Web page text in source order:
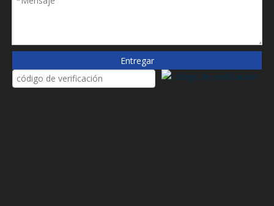
Entregar